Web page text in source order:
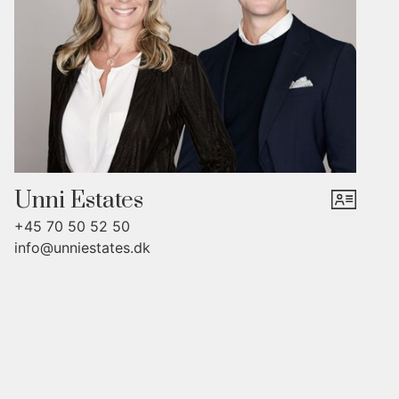
anden sal med 2,30 meter til højeste loftspunkt, der dog ikke er
med i BBR. Her kan man indrette kontor, legeværelse eller
gæsterum. Kælderen rummer det andet badeværelse, et
bryggers med vaskefaciliteter og flere disponible rum. Der er
indgang til kælderen udefra. Man kan eventuelt renovere den til
en lækker teenageafdeling eller en etage med hjemmekontorer,
træningsrum og måske endda vinkælder eller viktualierum.
Grunden er dejligt overkommelig, så man her ikke behøver
tænke så meget på havearbejde. Til gengæld er der dejlige
Unni Estates
+45 70 50 52 50
info@unniestates.dk